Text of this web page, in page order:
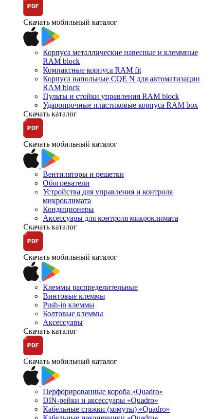
Скачать мобильный каталог
Корпуса металлические навесные и клеммные
RAM block
Компактные корпуса RAM fit
Корпуса напольные CQE N для автоматизации
RAM block
Пульты и стойки управления RAM block
Ударопрочные пластиковые корпуса RAM box
Скачать каталог
Скачать мобильный каталог
Вентиляторы и решетки
Обогреватели
Устройства для управления и контроля
микроклимата
Кондиционеры
Аксессуары для контроля микроклимата
Скачать каталог
Скачать мобильный каталог
Клеммы распределительные
Винтовые клеммы
Push-in клеммы
Болтовые клеммы
Аксессуары
Скачать каталог
Скачать мобильный каталог
Перфорированные короба «Quadro»
DIN-рейки и аксессуары «Quadro»
Кабельные стяжки (хомуты) «Quadro»